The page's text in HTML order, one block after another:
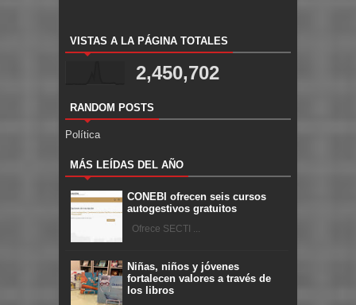
VISTAS A LA PÁGINA TOTALES
2,450,702
RANDOM POSTS
Política
MÁS LEÍDAS DEL AÑO
CONEBI ofrecen seis cursos
autogestivos gratuitos
Ofrece SECTI ...
Niñas, niños y jóvenes
fortalecen valores a través de
los libros